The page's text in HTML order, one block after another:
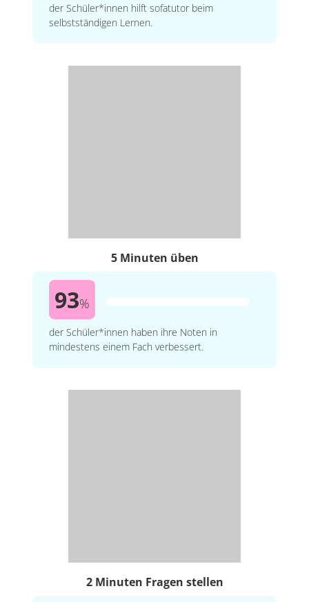
der Schüler*innen hilft sofatutor beim
selbstständigen Lernen.
5 Minuten üben
93%
der Schüler*innen haben ihre Noten in
mindestens einem Fach verbessert.
2 Minuten Fragen stellen